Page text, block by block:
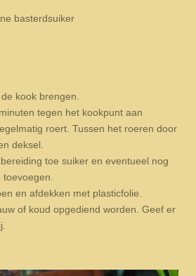
basterdsuiker
kook brengen.
tegen het kookpunt aan
roert. Tussen het roeren door
deksel.
toe suiker en eventueel nog
en afdekken met plasticfolie.
of koud opgediend worden. Geef er